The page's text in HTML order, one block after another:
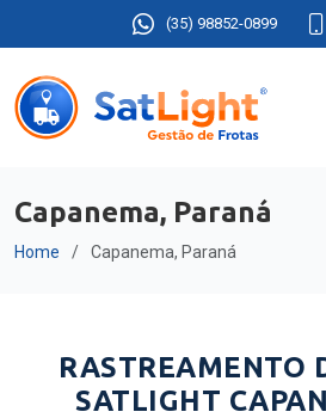
(35) 98852-0899
Capanema, Paraná
Home Capanema, Paraná
RASTREAMENTO
SATLIGHT